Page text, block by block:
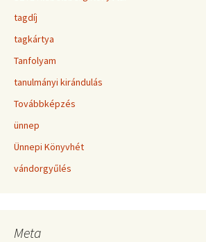
tagdíj
tagkártya
Tanfolyam
tanulmányi kirándulás
Továbbképzés
ünnep
Ünnepi Könyvhét
vándorgyűlés
Meta